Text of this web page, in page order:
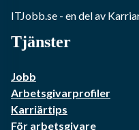
ITJobb.se - en del av
Tjänster
Jobb
Arbetsgivarprofiler
Karriärtips
För arbetsgivare